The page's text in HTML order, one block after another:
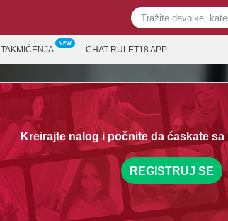
TAKMIČENJA CHAT-RULET18 APP
Kreirajte nalog i počnite da ćaskate sa
REGISTRUJ SE